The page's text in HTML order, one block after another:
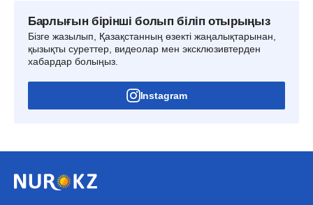
Барлығын бірінші болып біліп отырыңыз
Бізге жазылып, Қазақстанның өзекті жаңалықтарынан,
қызықты суреттер, видеолар мен эксклюзивтерден
хабардар болыңыз.
Instagram